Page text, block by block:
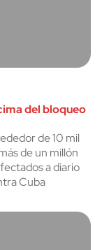
del bloqueo
de 10 mil
de un millón
a diario
Cuba